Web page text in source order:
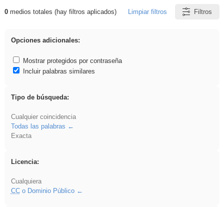
Resultados de: griega
0medios totales (hay filtros aplicados) Limpiar filtros Filtros
Opciones adicionales:
Mostrar protegidos por contraseña
Incluir palabras similares
Tipo de búsqueda:
Cualquier coincidencia
Todas las palabras
Exacta
Licencia:
Cualquiera
CCo Dominio Público